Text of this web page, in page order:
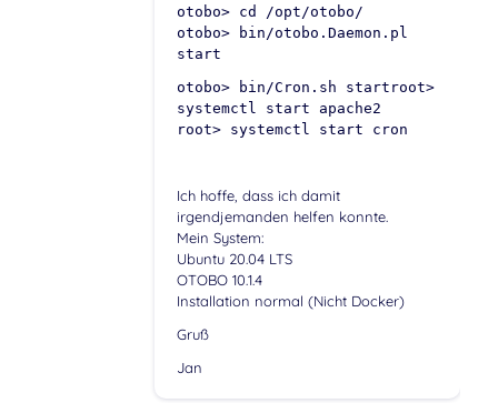
otobo> cd /opt/otobo/
otobo> bin/otobo.Daemon.pl
start
otobo> bin/Cron.sh startroot>
systemctl start apache2
root> systemctl start cron
Ich hoffe, dass ich damit
irgendjemanden helfen konnte.
Mein System:
Ubuntu 20.04 LTS
OTOBO 10.1.4
Installation normal (Nicht Docker)
Gruß
Jan